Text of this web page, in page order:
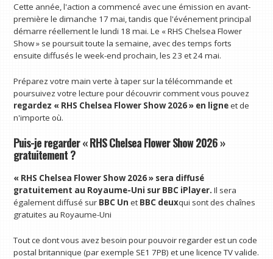
Cette année, l'action a commencé avec une émission en avant-
première le dimanche 17 mai, tandis que l'événement principal
démarre réellement le lundi 18 mai. Le « RHS Chelsea Flower
Show » se poursuit toute la semaine, avec des temps forts
ensuite diffusés le week-end prochain, les 23 et 24 mai.
Préparez votre main verte à taper sur la télécommande et
poursuivez votre lecture pour découvrir comment vous pouvez
regardez « RHS Chelsea Flower Show 2026 » en ligneet de
n'importe où.
Puis-je regarder « RHS Chelsea Flower Show 2026 »
gratuitement ?
« RHS Chelsea Flower Show 2026 » sera diffusé
gratuitement au Royaume-Uni sur BBC iPlayer.Il sera
également diffusé sur BBC Unet BBC deuxqui sont des chaînes
gratuites au Royaume-Uni
Tout ce dont vous avez besoin pour pouvoir regarder est un code
postal britannique (par exemple SE1 7PB) et une licence TV valide.